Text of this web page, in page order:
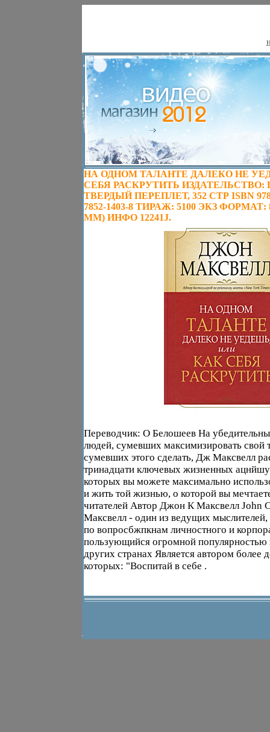
НА ОДНОМ ТАЛАНТЕ ДАЛЕКО НЕ
СЕБЯ РАСКРУТИТЬ ИЗДАТЕЛЬСТВО:
ТВЕРДЫЙ ПЕРЕПЛЕТ, 352 СТР ISBN 978-
7852-1403-8 ТИРАЖ: 5100 ЭКЗ ФОРМАТ:
ММ) ИНФО 12241J.
Переводчик: О Белошеев На
людей, сумевших максимизировать свой
сумевших этого сделать, Дж Максвелл
тринадцати ключевых жизненных
которых вы можете максимально
и жить той жизнью, о которой вы
читателей Автор Джон К Максвелл John
Максвелл - один из ведущих мыслителей,
по вопросбжпкнам личностного и
пользующийся огромной
других странах Является автором более
которых: "Воспитай в себе .